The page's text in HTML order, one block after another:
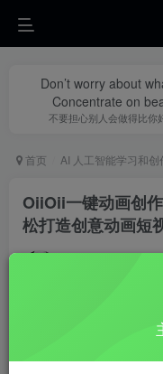
Don’t worry about
Concentrate on
不要担心别人会做得比你
首页 AI 人工智能学习和创
OiiOii一键动画创
松打造创意动画短